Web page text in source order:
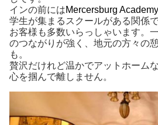
インの前にはMercersburg Academy
学生が集まるスクールがある関係
お客様も多数いらっしゃいます。
のつながりが強く、地元の方々の
も。
贅沢だけれど温かでアットホーム
心を掴んで離しません。